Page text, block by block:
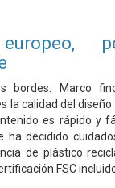
bordes. Marco
la calidad del
es rápido y
ha decidido
de plástico
FSC